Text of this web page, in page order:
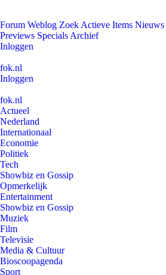
Forum Weblog Zoek Actieve Items Nieuws
Previews Specials Archief
Inloggen
fok.nl
Inloggen
fok.nl
Actueel
Nederland
Internationaal
Economie
Politiek
Tech
Showbiz en Gossip
Opmerkelijk
Entertainment
Showbiz en Gossip
Muziek
Film
Televisie
Media & Cultuur
Bioscoopagenda
Sport